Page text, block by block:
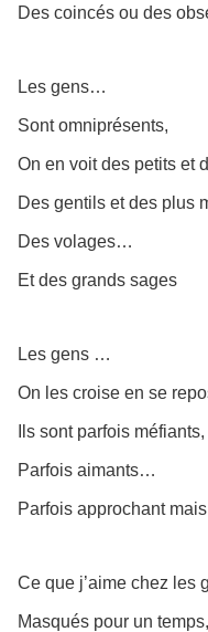
Des coincés ou des
Les gens…
Sont omniprésents,
On en voit des petits et
Des gentils et des plus
Des volages…
Et des grands sages
Les gens …
On les croise en se
Ils sont parfois méfiants,
Parfois aimants…
Parfois approchant
Ce que j’aime chez les
Masqués pour un temps,